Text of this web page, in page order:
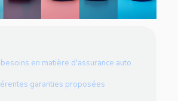
en matière d'assurance auto
garanties proposées